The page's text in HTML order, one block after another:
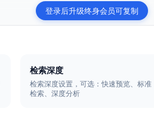
登录后升级终身会员可复制
检索深度
检索深度设置，可选：快速预览、标准
检索、深度分析